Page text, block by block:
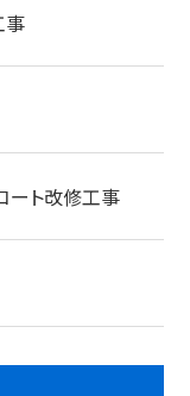
事
ート改修工事